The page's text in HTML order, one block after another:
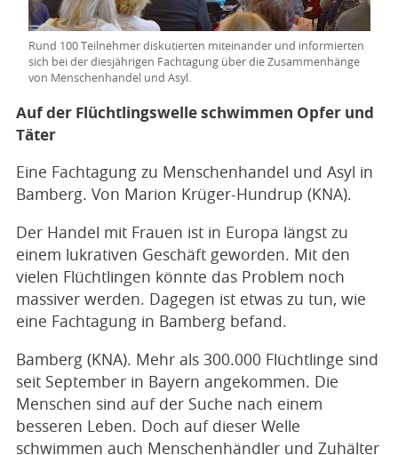
Rund 100 Teilnehmer diskutierten miteinander und informierten
sich bei der diesjährigen Fachtagung über die Zusammenhänge
von Menschenhandel und Asyl.
Auf der Flüchtlingswelle schwimmen Opfer und
Täter
Eine Fachtagung zu Menschenhandel und Asyl in
Bamberg. Von Marion Krüger-Hundrup (KNA).
Der Handel mit Frauen ist in Europa längst zu
einem lukrativen Geschäft geworden. Mit den
vielen Flüchtlingen könnte das Problem noch
massiver werden. Dagegen ist etwas zu tun, wie
eine Fachtagung in Bamberg befand.
Bamberg (KNA). Mehr als 300.000 Flüchtlinge sind
seit September in Bayern angekommen. Die
Menschen sind auf der Suche nach einem
besseren Leben. Doch auf dieser Welle
schwimmen auch Menschenhändler und Zuhälter